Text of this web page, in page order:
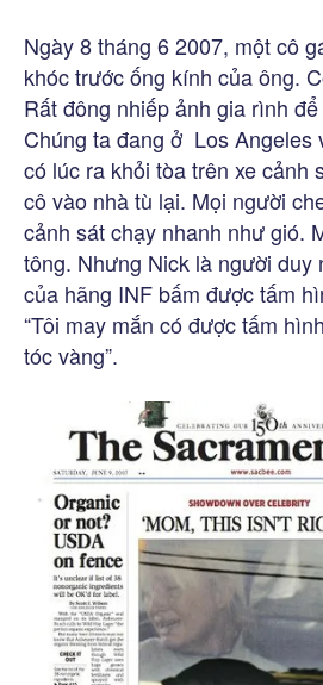
Ngày 8 tháng 6 2007, một cô
khóc trước ống kính của ông.
Rất đông nhiếp ảnh gia rình
Chúng ta đang ở Los Angeles
có lúc ra khỏi tòa trên xe cảnh
cô vào nhà tù lại. Mọi người
cảnh sát chạy nhanh như gió.
tông. Nhưng Nick là người duy
của hãng INF bấm được tấm
“Tôi may mắn có được tấm
tóc vàng”.